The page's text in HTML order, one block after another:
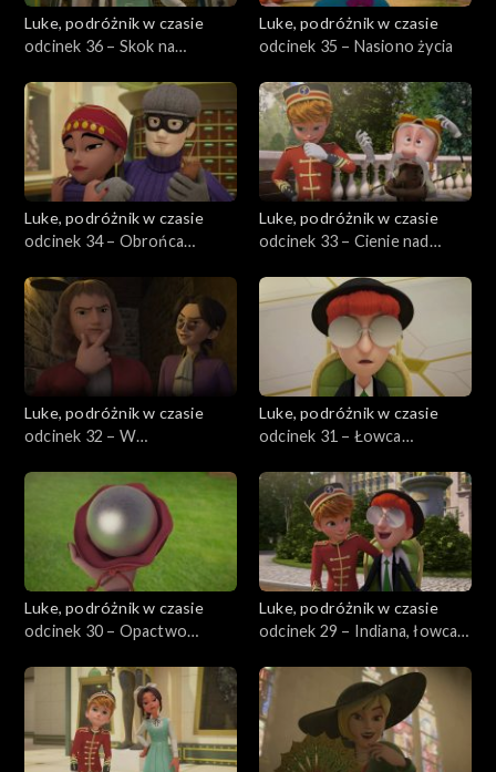
Luke, podróżnik w czasie
odcinek 36 – Skok na
Luke, podróżnik w czasie
odcinek 35 – Nasiono życia
Luke, podróżnik w czasie
odcinek 34 – Obrońca
zabytków
Luke, podróżnik w czasie
odcinek 33 – Cienie nad
Luke, podróżnik w czasie
odcinek 32 – W
Luke, podróżnik w czasie
odcinek 31 – Łowca
bumerang
Luke, podróżnik w czasie
odcinek 30 – Opactwo
Michała
Luke, podróżnik w czasie
odcinek 29 – Indiana, łowca